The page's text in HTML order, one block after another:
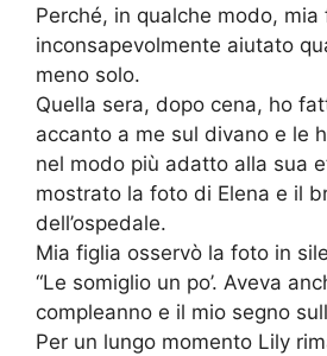
Perché, in qualche modo, mia
inconsapevolmente aiutato
meno solo.
Quella sera, dopo cena, ho
accanto a me sul divano e le
nel modo più adatto alla sua
mostrato la foto di Elena e il
dell’ospedale.
Mia figlia osservò la foto in
“Le somiglio un po’. Aveva
compleanno e il mio segno
Per un lungo momento Lily